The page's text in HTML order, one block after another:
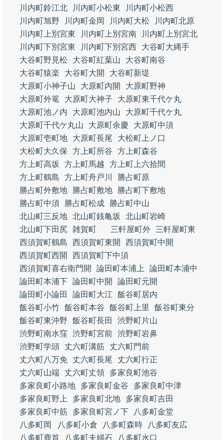
川内町鈴江北
川内町小松東
川内町小松西
川内町旭野
川内町金岡 川内町大松
川内町北原
川内町上別宮東
川内町上別宮南
川内町上別宮北
川内町下別宮東
川内町下別宮西
大谷町大縄手
大谷町野見松
大谷町紅葉山
大谷町南谷
大谷町猿楽
大谷町大開
大谷町新堤
大原町小神子山
大原町内開
大原町野神
大原町外篭
大原町大神子
大原町東千代ケ丸
大原町池ノ内
大原町池内山
大原町千代ケ丸
大原町千代ケ丸山
大原町余慶
大原町中須
大原町壱町地
大原町長尾
大松町上ノ口
大松町大久保
方上町所谷
方上町森谷
方上町高坂
方上町馬越
方上町上六拾間
方上町鶴島
方上町舟戸川
勝占町原
勝占町外敷地
勝占町敷地
勝占町下敷地
勝占町中須
勝占町松成
勝占町中山
北山町三反地 北山町銭亀坂
北山町岩崎
北山町下田尻 雑賀町 三軒屋町外
三軒屋町東
西須賀町鶴島
西須賀町東開
西須賀町中開
西須賀町西開
西須賀町下中須
西須賀町喜右衛門開
論田町本浦上
論田町本浦中
論田町本浦下 論田町中開
論田町元開
論田町小論田
論田町大江
飯谷町居内
飯谷町小竹 飯谷町本谷 飯谷町上里
飯谷町東分
飯谷町東沖野
飯谷町長田
渋野町片山
渋野町南水窪
渋野町宮前 渋野町岩鼻
渋野町学頭 丈六町溝筋 丈六町門前
丈六町八万免 丈六町長尾
丈六町行正
丈六町山端 丈六町丈領
多家良町池谷
多家良町小路地
多家良町金谷
多家良町中津
多家良町野上
多家良町北地
多家良町吉田
多家良町中筋
多家良町宮ノ下
八多町金堂
八多町岡
八多町小倉 八多町森時
八多町友広
八多町鹿首
八多町夫婦石 八多町水口